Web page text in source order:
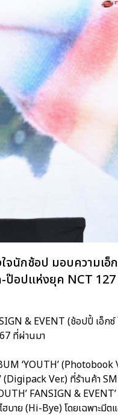
จนักช้อป มอบความเอ็
ป๊อปแห่งยุค NCT 127
& EVENT (ช้อปปี้ เอ็กซ์
ที่ผ่านมา
‘YOUTH’ (Photobook
(Digipack Ver.) ที่ร้านค้า
FANSIGN &
บาย (Hi-Bye) โดยเฉพาะมีต